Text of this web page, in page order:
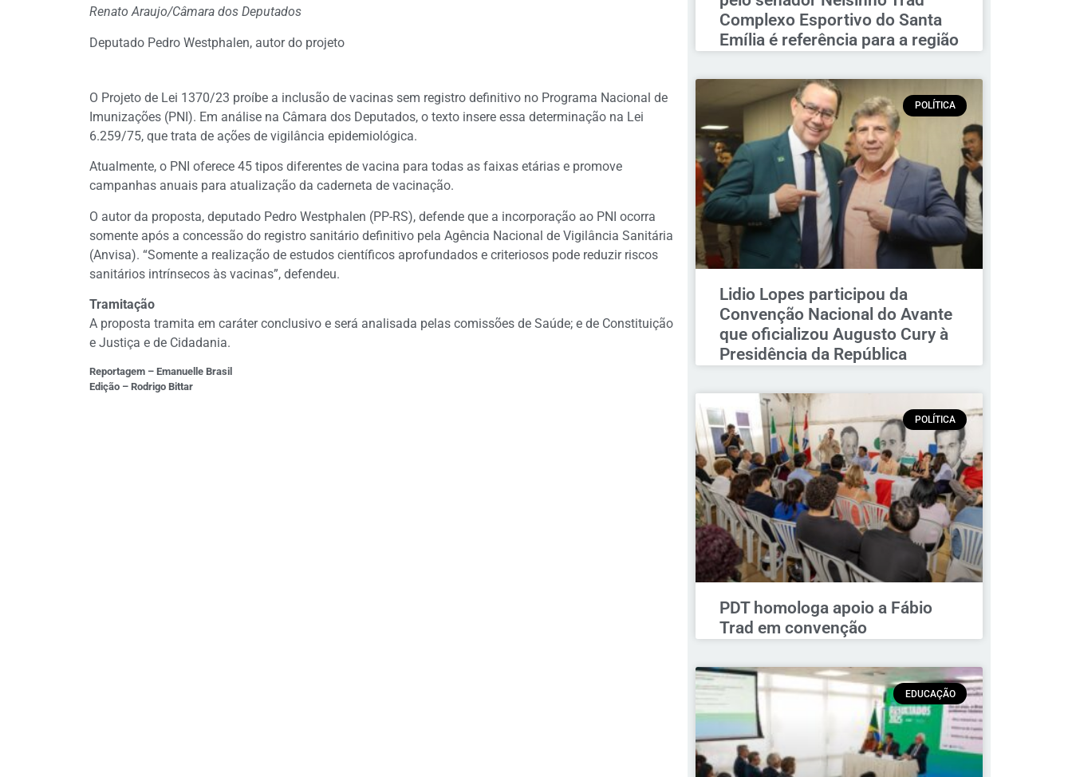
Renato Araujo/Câmara dos Deputados
Deputado Pedro Westphalen, autor do projeto
O Projeto de Lei 1370/23 proíbe a inclusão de vacinas sem registro definitivo no Programa Nacional de
Imunizações (PNI). Em análise na Câmara dos Deputados, o texto insere essa determinação na Lei
6.259/75, que trata de ações de vigilância epidemiológica.
Atualmente, o PNI oferece 45 tipos diferentes de vacina para todas as faixas etárias e promove
campanhas anuais para atualização da caderneta de vacinação.
O autor da proposta, deputado Pedro Westphalen (PP-RS), defende que a incorporação ao PNI ocorra
somente após a concessão do registro sanitário definitivo pela Agência Nacional de Vigilância Sanitária
(Anvisa). “Somente a realização de estudos científicos aprofundados e criteriosos pode reduzir riscos
sanitários intrínsecos às vacinas”, defendeu.
Tramitação
A proposta tramita em caráter conclusivo e será analisada pelas comissões de Saúde; e de Constituição
e Justiça e de Cidadania.
Reportagem – Emanuelle Brasil
Edição – Rodrigo Bittar
Complexo Esportivo do Santa
Emília é referência para a região
POLÍTICA
Lidio Lopes participou da
Convenção Nacional do Avante
que oficializou Augusto Cury à
Presidência da República
POLÍTICA
PDT homologa apoio a Fábio
Trad em convenção
EDUCAÇÃO